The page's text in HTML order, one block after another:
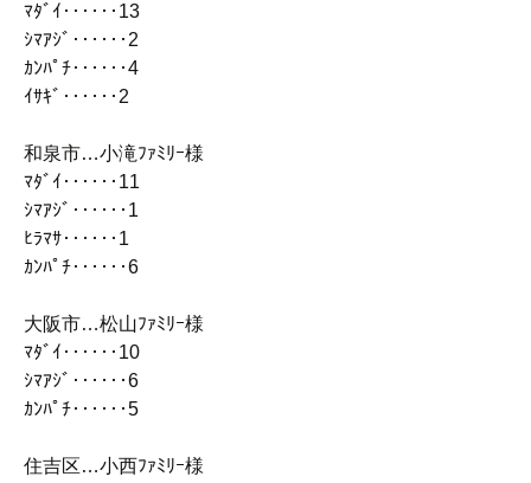
ﾏﾀﾞｲ‥‥‥13
ｼﾏｱｼﾞ‥‥‥2
ｶﾝﾊﾟﾁ‥‥‥4
ｲｻｷﾞ‥‥‥2
和泉市…小滝ﾌｧﾐﾘｰ様
ﾏﾀﾞｲ‥‥‥11
ｼﾏｱｼﾞ‥‥‥1
ﾋﾗﾏｻ‥‥‥1
ｶﾝﾊﾟﾁ‥‥‥6
大阪市…松山ﾌｧﾐﾘｰ様
ﾏﾀﾞｲ‥‥‥10
ｼﾏｱｼﾞ‥‥‥6
ｶﾝﾊﾟﾁ‥‥‥5
住吉区…小西ﾌｧﾐﾘｰ様